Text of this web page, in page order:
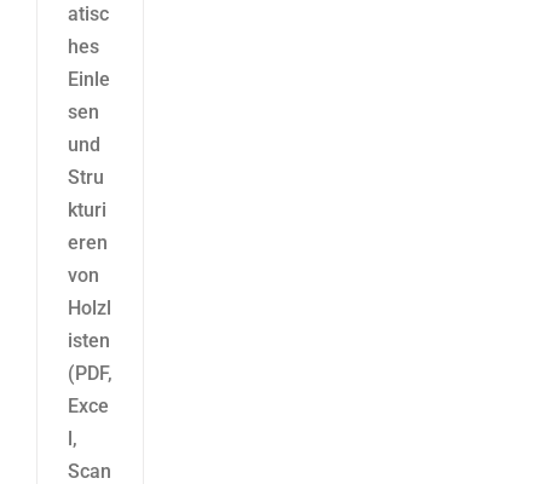
atisc
hes
Einle
sen
und
Stru
kturi
eren
von
Holzl
isten
(PDF,
Exce
l,
Scan